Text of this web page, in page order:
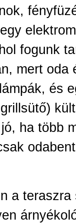
fogunk
mert oda
és
ha több
a